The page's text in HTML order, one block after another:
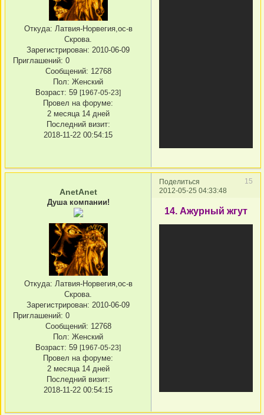
Откуда: Латвия-Норвегия,ос-в
Скрова.
Зарегистрирован: 2010-06-09
Приглашений: 0
Сообщений: 12768
Пол: Женский
Возраст: 59 [1967-05-23]
Провел на форуме:
2 месяца 14 дней
Последний визит:
2018-11-22 00:54:15
Поделиться
15
2012-05-25 04:33:48
AnetAnet
Душа компании!
Откуда: Латвия-Норвегия,ос-в
Скрова.
Зарегистрирован: 2010-06-09
Приглашений: 0
Сообщений: 12768
Пол: Женский
Возраст: 59 [1967-05-23]
Провел на форуме:
2 месяца 14 дней
Последний визит:
2018-11-22 00:54:15
14. Ажурный жгут